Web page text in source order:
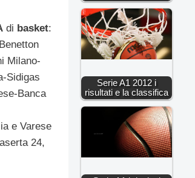
di basket:
Milano-
Sidigas
Banca
e Varese
24,
Serie A1 2012 i
risultati e la classifica